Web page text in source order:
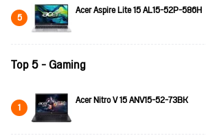
5 Acer Aspire Lite 15 AL15-52P-586H
Top 5 - Gaming
1 Acer Nitro V 15 ANV15-52-73BK